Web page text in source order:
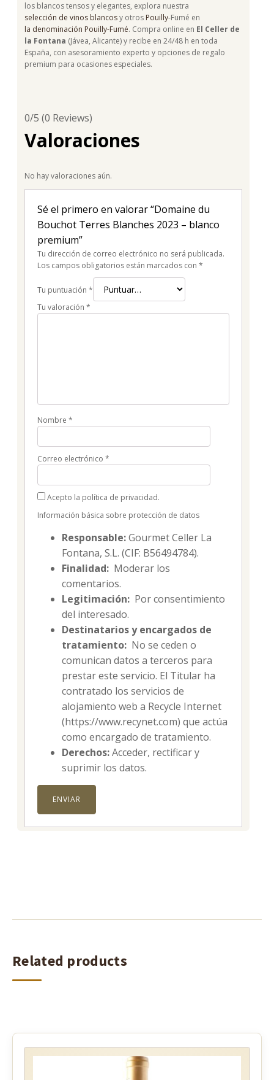
los blancos tensos y elegantes, explora nuestra
selección de vinos blancosy otros Pouilly-Fumé en
la denominación Pouilly-Fumé. Compra online en El Celler de
la Fontana (Jávea, Alicante) y recibe en 24/48 h en toda
España, con asesoramiento experto y opciones de regalo
premium para ocasiones especiales.
0/5 (0 Reviews)
Valoraciones
No hay valoraciones aún.
Sé el primero en valorar “Domaine du
Bouchot Terres Blanches 2023 – blanco
premium”
Tu dirección de correo electrónico no será publicada.
Los campos obligatorios están marcados con *
Tu puntuación *
Tu valoración *
Nombre *
Correo electrónico *
Acepto la política de privacidad.
Información básica sobre protección de datos
Responsable:Gourmet Celler La
Fontana, S.L. (CIF: B56494784).
Finalidad: Moderar los
comentarios.
Legitimación: Por consentimiento
del interesado.
Destinatarios y encargados de
tratamiento: No se ceden o
comunican datos a terceros para
prestar este servicio. El Titular ha
contratado los servicios de
alojamiento web a Recycle Internet
(https://www.recynet.com) que actúa
como encargado de tratamiento.
Derechos:Acceder, rectificar y
suprimir los datos.
Related products